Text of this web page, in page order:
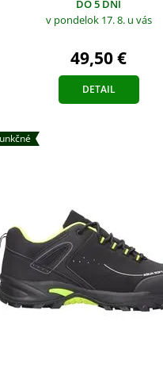
DO 5 DNÍ
v pondelok 17. 8. u vás
49,50 €
DETAIL